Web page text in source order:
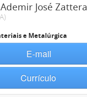
Ademir José Zattera
e Metalúrgica
E-mail
Currículo